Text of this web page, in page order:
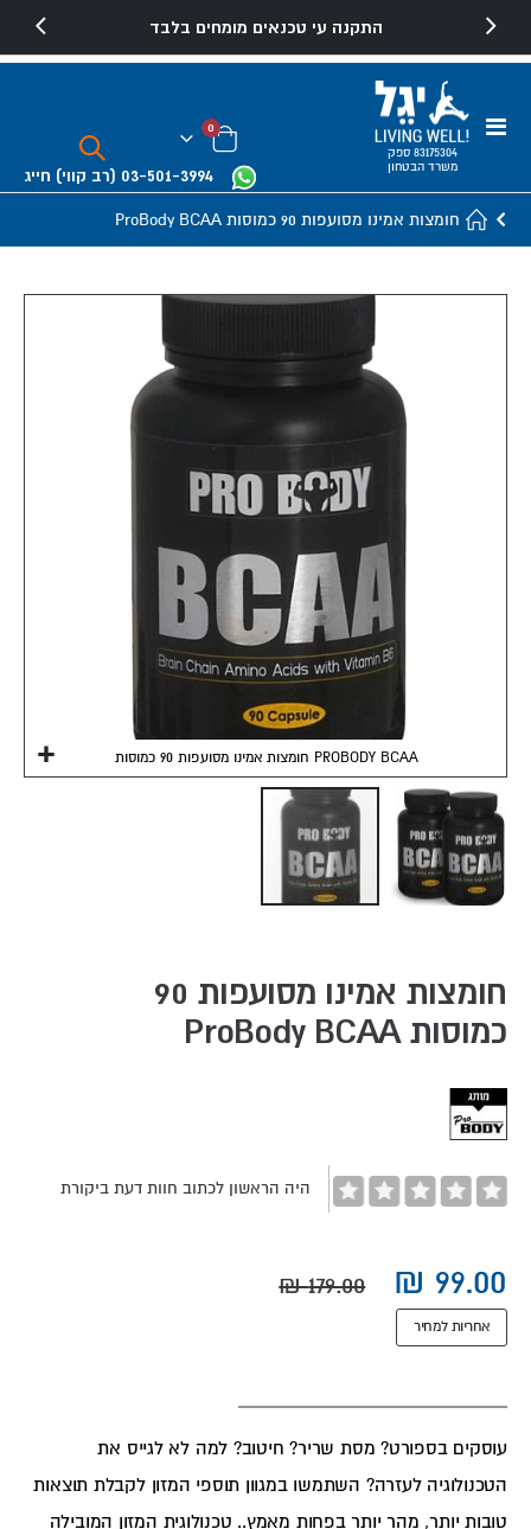
התקנה עי טכנאים מומחים בלבד
Toggle
83175304 ספק
משרד הבטחון
03-501-3994 (רב קווי) חייג
Cart
0פריטים
חומצות אמינו מסועפות 90 כמוסות ProBody BCAA
חומצות אמינו מסועפות 90 כמוסות PROBODY BCAA
beginning
of
gallery
חומצות אמינו מסועפות 90
כמוסות ProBody BCAA
היה הראשון לכתוב חוות דעת ביקורת
‏179.00 ₪
אחריות למחיר
עוסקים בספורט? מסת שריר? חיטוב? למה לא לגייס את
הטכנולוגיה לעזרה? השתמשו במגוון תוספי המזון לקבלת תוצאות
טובות יותר, מהר יותר בפחות מאמץ.. טכנולוגית המזון המובילה